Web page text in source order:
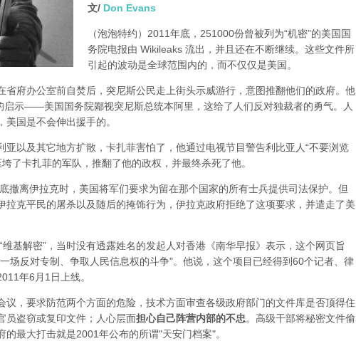
文/ Don Evans
（泡泡特约） 2011年底，251000份曾被列为“机密”的美国国
务院电报由 Wikileaks 流出，并且还在不断继续。这些文件所
引起的波动是全球范围内的，而不仅仅是美国。
省府办公室前自焚后，突尼斯公民走上街头示威游行，意图推翻他们的政府。他
启示——美国国务院鄙视突尼斯总统本阿里，这给了人们反对独裁者的勇气。人
国是不会伸出援手的。
亚以及其它地方扩散，卡扎菲害怕了，他通过电视节目警告利比亚人“不要浏览
了卡扎菲的军队，推翻了他的政权，并最终杀死了他。
撤离伊拉克时，美国将军们要求为留在那个国家的所有士兵提供司法保护。但
拉克平民的屠杀以及随后的掩饰行为，伊拉克政府拒绝了这项要求，并遣走了美
基解密”，当时没有透露姓名的发起人对香港《南华早报》表示，这个网页旨
场反对专制、争取人民信息权的斗争"。他说，这个项目已经得到60个记者、律
年6月1日上线。
议，要求防范两个方面的危险，技术方面审查各级政府部门的文件库是否顶得住
员盗窃或复印文件；人心层面担心自己阵营内部的不忠。高级干部将秘密文件偷
最大打击就是2001年公布的所谓"天安门档案"。